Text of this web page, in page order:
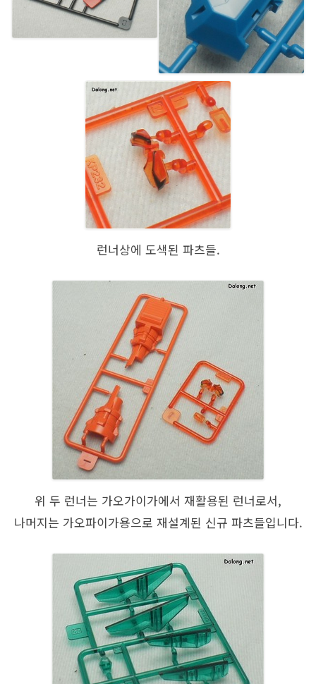
런너상에 도색된 파츠들.
위 두 런너는 가오가이가에서 재활용된 런너로서,
나머지는 가오파이가용으로 재설계된 신규 파츠들입니다.